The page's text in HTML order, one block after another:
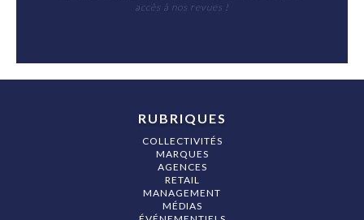
accès à nos revues !
RUBRIQUES
COLLECTIVITÉS
MARQUES
AGENCES
RETAIL
MANAGEMENT
MÉDIAS